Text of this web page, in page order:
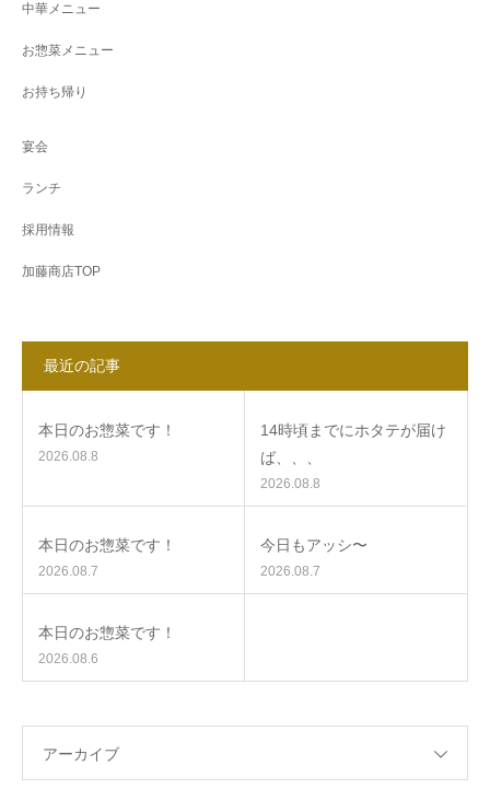
中華メニュー
お惣菜メニュー
お持ち帰り
宴会
ランチ
採用情報
加藤商店TOP
最近の記事
本日のお惣菜です！
2026.08.8
14時頃までにホタテが届け
ば、、、
2026.08.8
本日のお惣菜です！
2026.08.7
今日もアッシ〜
2026.08.7
本日のお惣菜です！
2026.08.6
アーカイブ